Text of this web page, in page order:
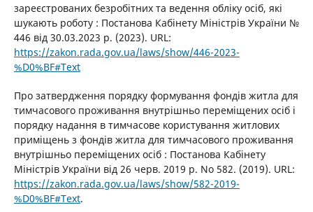
зареєстрованих безробітних та ведення обліку осіб, які
шукають роботу : Постанова Кабінету Міністрів України №
446 від 30.03.2023 р. (2023). URL:
https://zakon.rada.gov.ua/laws/show/446-2023-
%D0%BF#Text
Про затвердження порядку формування фондів житла для
тимчасового проживання внутрішньо переміщених осіб і
порядку надання в тимчасове користування житлових
приміщень з фондів житла для тимчасового проживання
внутрішньо переміщених осіб : Постанова Кабінету
Міністрів України від 26 черв. 2019 р. No 582. (2019). URL:
https://zakon.rada.gov.ua/laws/show/582-2019-
%D0%BF#Text.